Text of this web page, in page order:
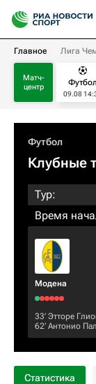
Главное Лига
Матч-
центр
Футбол
09.08
Футбол
Клубные
Тур:
Время
Модена
33‎’‎ Этторе
62‎’‎ Антонио
Статистика